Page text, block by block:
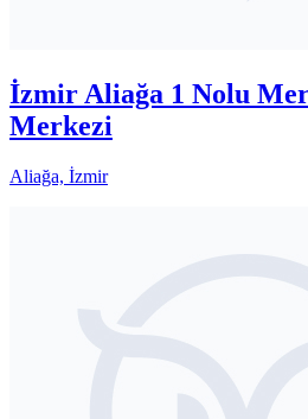
İzmir Aliağa 1 Nolu
Merkezi
Aliağa, İzmir